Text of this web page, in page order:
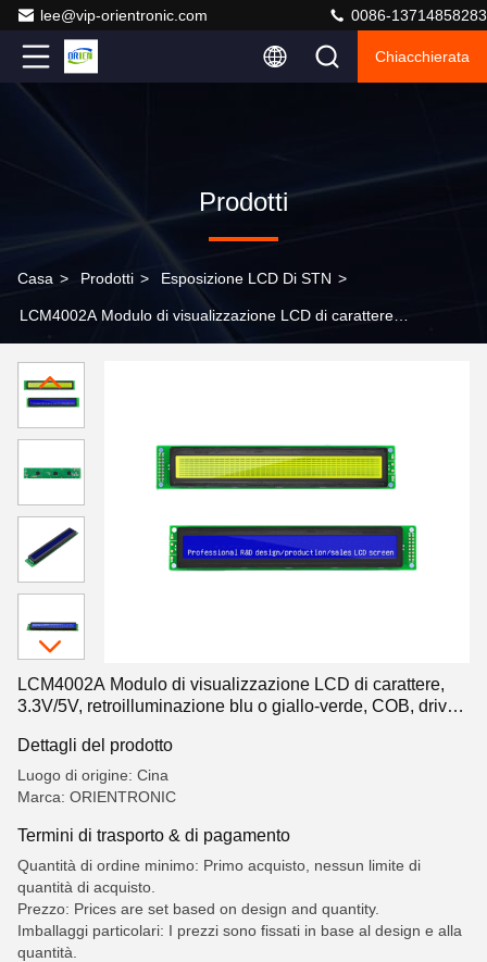
lee@vip-orientronic.com 0086-13714858283
Chiacchierata
Prodotti
Casa > Prodotti > Esposizione LCD Di STN >
LCM4002A Modulo di visualizzazione LCD di carattere,
driver KS0066
LCM4002A Modulo di visualizzazione LCD di carattere,
3.3V/5V, retroilluminazione blu o giallo-verde, COB, driver
Dettagli del prodotto
Luogo di origine: Cina
Marca: ORIENTRONIC
Termini di trasporto & di pagamento
Quantità di ordine minimo: Primo acquisto, nessun limite di
quantità di acquisto.
Prezzo: Prices are set based on design and quantity.
Imballaggi particolari: I prezzi sono fissati in base al design e alla
quantità.